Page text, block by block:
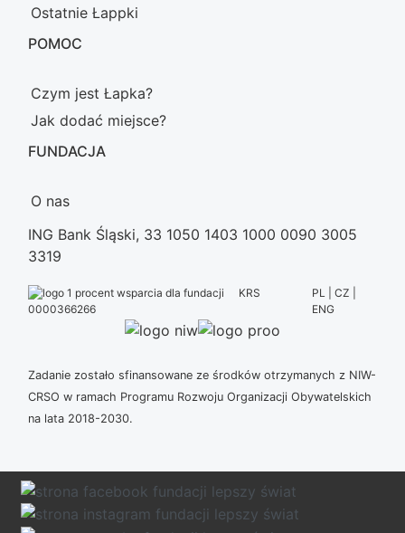
Ostatnie Łappki
POMOC
Czym jest Łapka?
Jak dodać miejsce?
FUNDACJA
O nas
ING Bank Śląski, 33 1050 1403 1000 0090 3005
3319
KRS
0000366266
PL | CZ |
ENG
Zadanie zostało sfinansowane ze środków otrzymanych z NIW-
CRSO w ramach Programu Rozwoju Organizacji Obywatelskich
na lata 2018-2030.